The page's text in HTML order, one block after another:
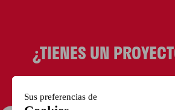
¿TIENES UN